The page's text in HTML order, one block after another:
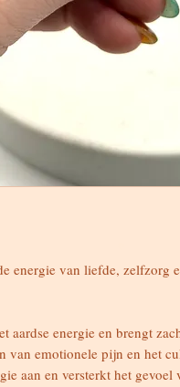
energie van liefde, zelfzorg
aardse energie en brengt
van emotionele pijn en het
aan en versterkt het gevoel